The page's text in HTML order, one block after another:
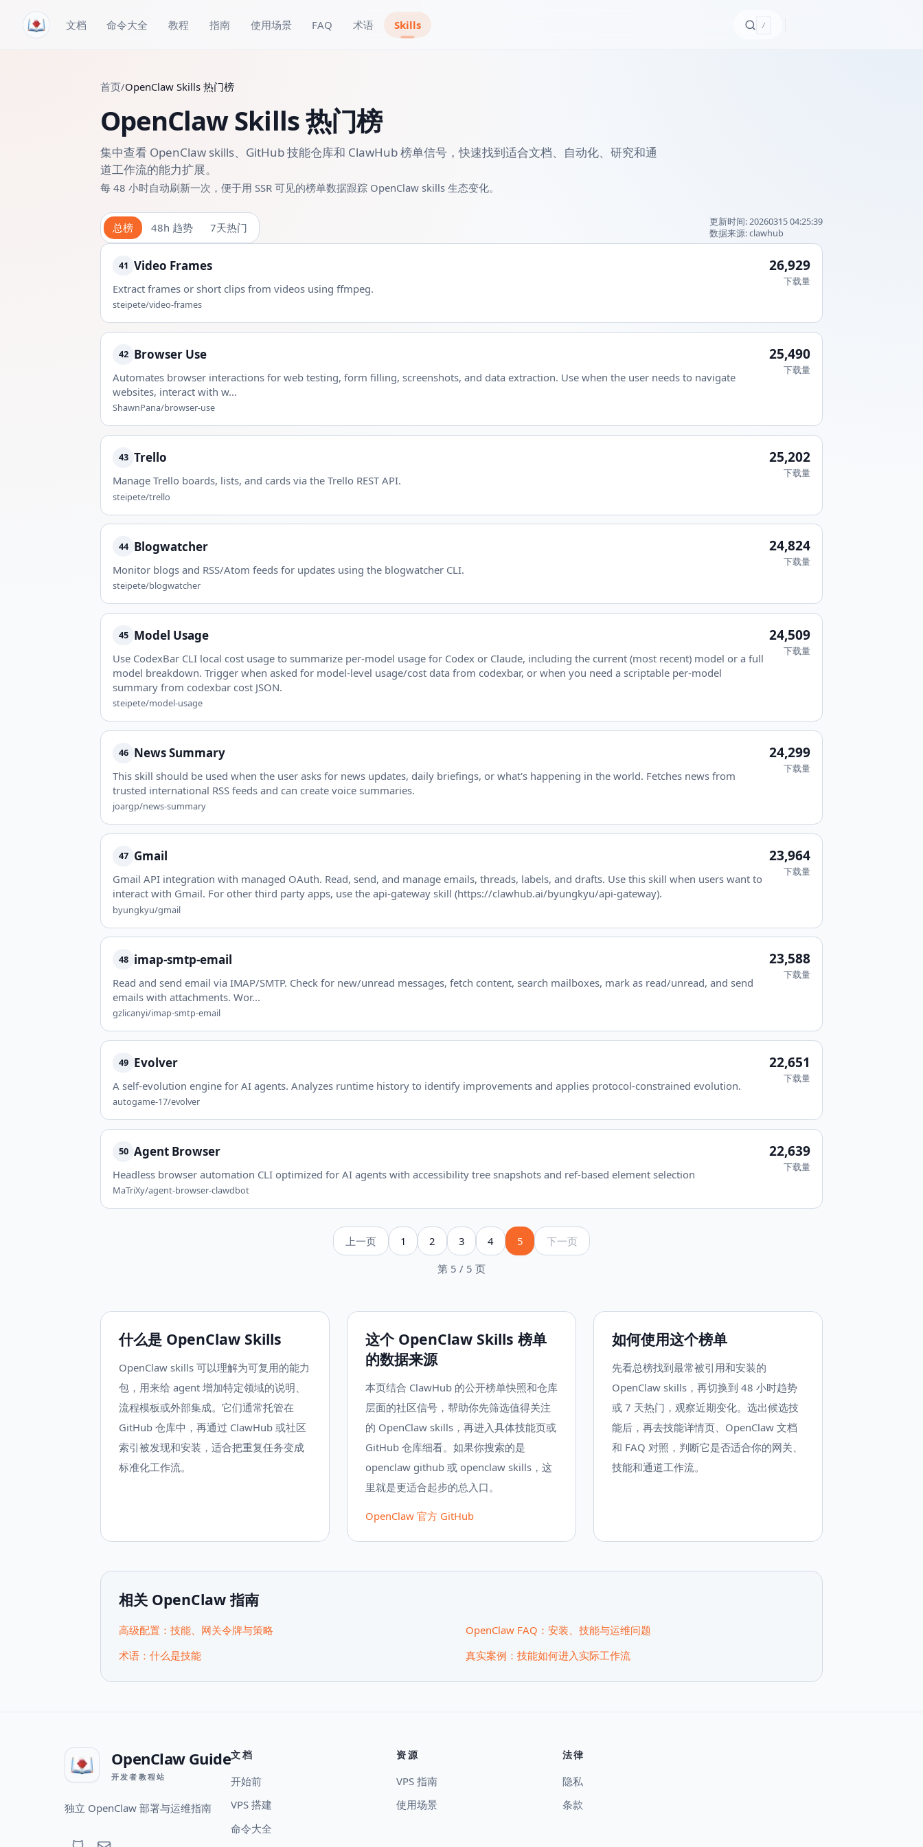
文档 命令大全 教程 指南 使用场景 FAQ 术语 Skills /
首页/OpenClaw Skills 热门榜
OpenClaw Skills 热门榜
集中查看 OpenClaw skills、GitHub 技能仓库和 ClawHub 榜单信号，快速找到适合文档、自动化、研究和通
道工作流的能力扩展。
每 48 小时自动刷新一次，便于用 SSR 可见的榜单数据跟踪 OpenClaw skills 生态变化。
总榜 48h 趋势 7天热门 更新时间:20260315 04:25:39
数据来源:clawhub
41 Video Frames
Extract frames or short clips from videos using ffmpeg.
steipete/video-frames
26,929
下载量
42 Browser Use
Automates browser interactions for web testing, form filling, screenshots, and data extraction. Use when the user needs to navigate
websites, interact with w...
ShawnPana/browser-use
25,490
下载量
43 Trello
Manage Trello boards, lists, and cards via the Trello REST API.
steipete/trello
25,202
下载量
44 Blogwatcher
Monitor blogs and RSS/Atom feeds for updates using the blogwatcher CLI.
steipete/blogwatcher
24,824
下载量
45 Model Usage
Use CodexBar CLI local cost usage to summarize per-model usage for Codex or Claude, including the current (most recent) model or a full
model breakdown. Trigger when asked for model-level usage/cost data from codexbar, or when you need a scriptable per-model
summary from codexbar cost JSON.
steipete/model-usage
24,509
下载量
46 News Summary
This skill should be used when the user asks for news updates, daily briefings, or what's happening in the world. Fetches news from
trusted international RSS feeds and can create voice summaries.
joargp/news-summary
24,299
下载量
47 Gmail
Gmail API integration with managed OAuth. Read, send, and manage emails, threads, labels, and drafts. Use this skill when users want to
interact with Gmail. For other third party apps, use the api-gateway skill (https://clawhub.ai/byungkyu/api-gateway).
byungkyu/gmail
23,964
下载量
48 imap-smtp-email
Read and send email via IMAP/SMTP. Check for new/unread messages, fetch content, search mailboxes, mark as read/unread, and send
emails with attachments. Wor...
gzlicanyi/imap-smtp-email
23,588
下载量
49 Evolver
A self-evolution engine for AI agents. Analyzes runtime history to identify improvements and applies protocol-constrained evolution.
autogame-17/evolver
22,651
下载量
50 Agent Browser
Headless browser automation CLI optimized for AI agents with accessibility tree snapshots and ref-based element selection
MaTriXy/agent-browser-clawdbot
22,639
下载量
上一页 1 2 3 4 5 下一页
第 5 / 5 页
什么是 OpenClaw Skills
OpenClaw skills 可以理解为可复用的能力
包，用来给 agent 增加特定领域的说明、
流程模板或外部集成。它们通常托管在
GitHub 仓库中，再通过 ClawHub 或社区
索引被发现和安装，适合把重复任务变成
标准化工作流。
这个 OpenClaw Skills 榜单
的数据来源
本页结合 ClawHub 的公开榜单快照和仓库
层面的社区信号，帮助你先筛选值得关注
的 OpenClaw skills，再进入具体技能页或
GitHub 仓库细看。如果你搜索的是
openclaw github 或 openclaw skills，这
里就是更适合起步的总入口。
OpenClaw 官方 GitHub
如何使用这个榜单
先看总榜找到最常被引用和安装的
OpenClaw skills，再切换到 48 小时趋势
或 7 天热门，观察近期变化。选出候选技
能后，再去技能详情页、OpenClaw 文档
和 FAQ 对照，判断它是否适合你的网关、
技能和通道工作流。
相关 OpenClaw 指南
高级配置：技能、网关令牌与策略
OpenClaw FAQ：安装、技能与运维问题
术语：什么是技能
真实案例：技能如何进入实际工作流
OpenClaw Guide
开发者教程站
独立 OpenClaw 部署与运维指南
文档
开始前
VPS 搭建
命令大全
资源
VPS 指南
使用场景
法律
隐私
条款